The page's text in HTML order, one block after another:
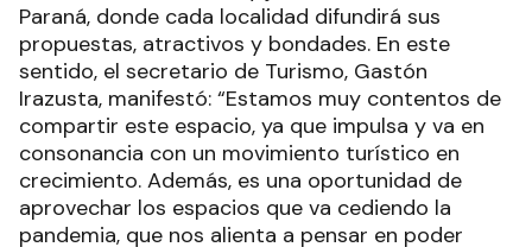
Paraná, donde cada localidad difundirá sus
propuestas, atractivos y bondades. En este
sentido, el secretario de Turismo, Gastón
Irazusta, manifestó: “Estamos muy contentos de
compartir este espacio, ya que impulsa y va en
consonancia con un movimiento turístico en
crecimiento. Además, es una oportunidad de
aprovechar los espacios que va cediendo la
pandemia, que nos alienta a pensar en poder